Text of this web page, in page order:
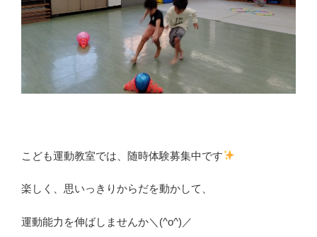
こども運動教室では、随時体験募集中です
楽しく、思いっきりからだを動かして、
運動能力を伸ばしませんか＼(^o^)／